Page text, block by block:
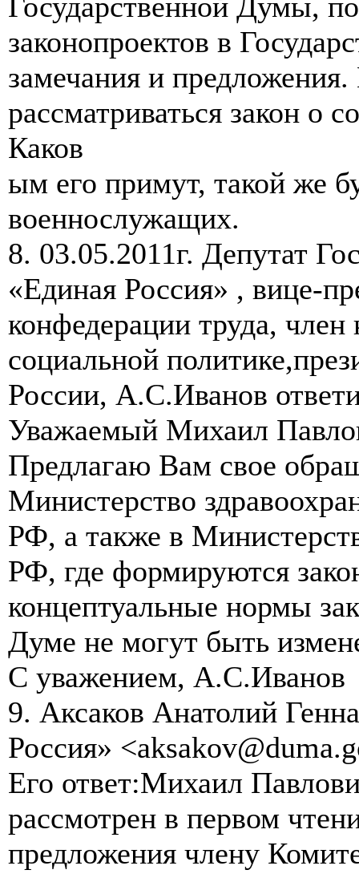
законопроектов в
замечания и
рассматриваться закон о
Каков
ым его примут, такой же
военнослужащих.
8. 03.05.2011г. Депутат
«Единая Россия» , вице-
конфедерации труда,
социальной
России, А.С.Иванов
Уважаемый Михаил
Предлагаю Вам свое
Министерство
РФ, а также в
РФ, где формируются
концептуальные нормы
Думе не могут быть
С уважением, А.С.Иванов
9. Аксаков Анатолий
Россия»
Его ответ:Михаил
рассмотрен в первом
предложения члену